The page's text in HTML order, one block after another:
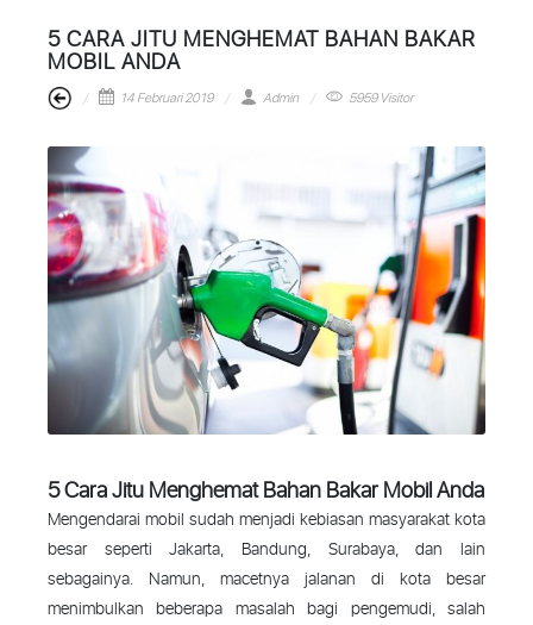
5 CARA JITU MENGHEMAT BAHAN BAKAR
MOBIL ANDA
14 Februari 2019 Admin 5959 Visitor
5 Cara Jitu Menghemat Bahan Bakar Mobil Anda
Mengendarai mobil sudah menjadi kebiasan masyarakat kota
besar seperti Jakarta, Bandung, Surabaya, dan lain
sebagainya. Namun, macetnya jalanan di kota besar
menimbulkan beberapa masalah bagi pengemudi, salah